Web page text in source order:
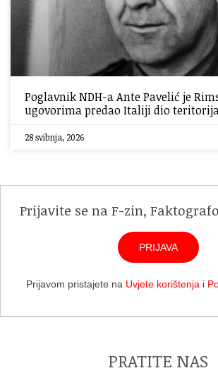
Poglavnik NDH-a Ante Pavelić je
ugovorima predao Italiji dio
28 svibnja, 2026
Prijavite se na F-zin,
PRIJAVA
Prijavom pristajete na Uvjete korištenja i
PRATITE NAS